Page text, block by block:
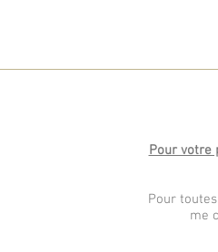
Pour votre
Pour
me